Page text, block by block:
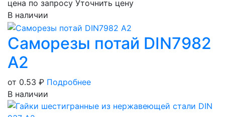
цена по запросу Уточнить цену
В наличии
Саморезы потай DIN7982
А2
от 0.53 ₽ Подробнее
В наличии